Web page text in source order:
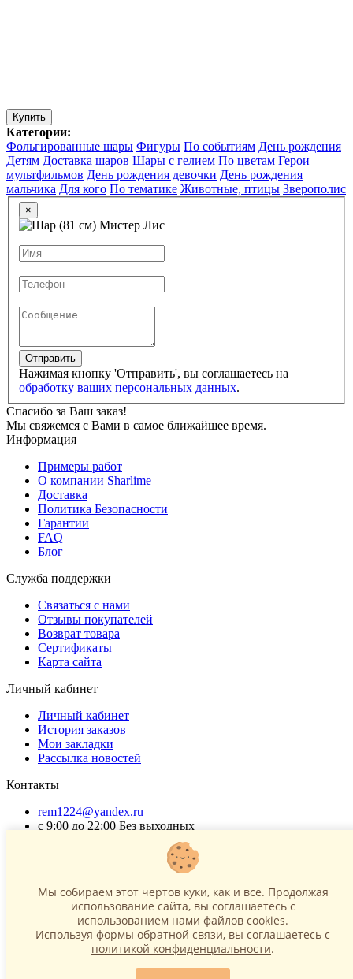
Купить
Категории:
Фольгированные шары Фигуры По событиям День рождения
Детям Доставка шаров Шары с гелием По цветам Герои
мультфильмов День рождения девочки День рождения
мальчика Для кого По тематике Животные, птицы Зверополис
×
Отправить
Нажимая кнопку 'Отправить', вы соглашаетесь на
обработку ваших персональных данных.
Спасибо за Ваш заказ!
Мы свяжемся с Вами в самое ближайшее время.
Информация
Примеры работ
О компании Sharlime
Доставка
Политика Безопасности
Гарантии
FAQ
Блог
Служба поддержки
Связаться с нами
Отзывы покупателей
Возврат товара
Сертификаты
Карта сайта
Личный кабинет
Личный кабинет
История заказов
Мои закладки
Рассылка новостей
Контакты
rem1224@yandex.ru
с 9:00 до 22:00 Без выходных
Г. Москва ул. Коровинское шоссе 35 стр 2
ОГРНИП 318502900040868
(с) 2015 - 2026 “SharLime”, копирование контента запрещено и
преследуется законом!
Мы собираем этот чертов куки, как и все. Продолжая
использование сайта, вы соглашаетесь c
использованием нами файлов cookies.
Используя формы обратной связи, вы соглашаетесь с
политикой конфиденциальности.